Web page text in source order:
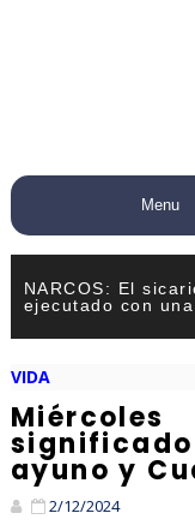
NARCOS: El
ejecutado con
VIDA
ayuno y
2/12/2024